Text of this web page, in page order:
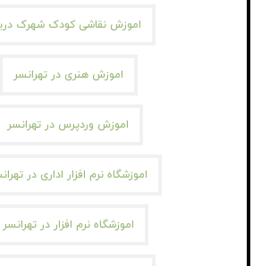
اموزش نقاشی کودک شهرک
اموزش هنری در تهرانسر
اموزش وردپرس در تهرانسر
اموزشگاه نرم افزار اداری در
اموزشگاه نرم افزار در تهرانسر